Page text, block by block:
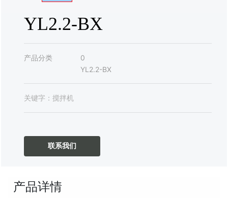
YL2.2-BX
产品分类
0
YL2.2-BX
关键字：搅拌机
联系我们
产品详情